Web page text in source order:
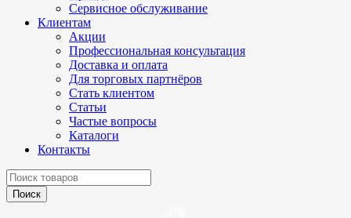
Сервисное обслуживание
Клиентам
Акции
Профессиональная консультация
Доставка и оплата
Для торговых партнёров
Стать клиентом
Статьи
Частые вопросы
Каталоги
Контакты